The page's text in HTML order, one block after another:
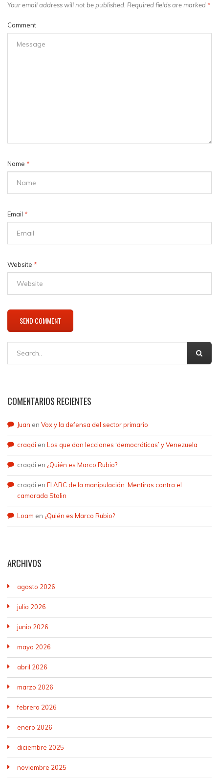
Your email address will not be published. Required fields are marked *
Comment
Name *
Email *
Website *
COMENTARIOS RECIENTES
Juan en Vox y la defensa del sector primario
craqdi en Los que dan lecciones ‘democráticas’ y Venezuela
craqdi en ¿Quién es Marco Rubio?
craqdi en El ABC de la manipulación. Mentiras contra el
camarada Stalin
Loam en ¿Quién es Marco Rubio?
ARCHIVOS
agosto 2026
julio 2026
junio 2026
mayo 2026
abril 2026
marzo 2026
febrero 2026
enero 2026
diciembre 2025
noviembre 2025